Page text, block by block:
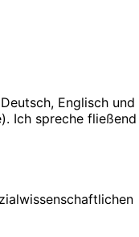
Englisch und
Ich spreche fließend